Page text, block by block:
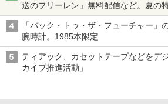
送のフリーレン」無料配信など。夏の
「バック・トゥ・ザ・フューチャー」
腕時計。1985本限定
ティアック、カセットテープなどをデ
カイブ推進活動」